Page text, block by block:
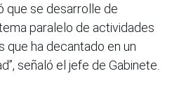
que se desarrolle de
paralelo de actividades
que ha decantado en un
señaló el jefe de Gabinete.